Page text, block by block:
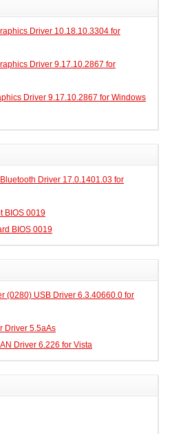
Driver 10.18.10.3304 for
Driver 9.17.10.2867 for
Driver 9.17.10.2867 for Windows
Driver 17.0.1401.03 for
BIOS 0019
BIOS 0019
(0280) USB Driver 6.3.40660.0 for
Driver 5.5aAs
Driver 6.226 for Vista